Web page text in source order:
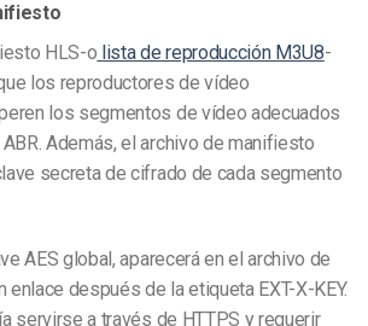
HLS-o lista de reproducción M3U8-
los reproductores de vídeo
los segmentos de vídeo adecuados
Además, el archivo de manifiesto
secreta de cifrado de cada segmento
AES global, aparecerá en el archivo de
después de la etiqueta EXT-X-KEY.
servirse a través de HTTPS y requerir